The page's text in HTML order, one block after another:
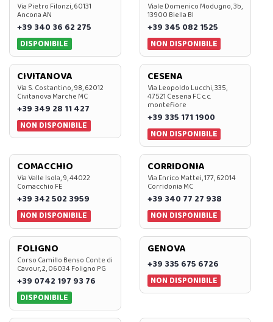
Via Pietro Filonzi, 60131
Ancona AN
+39 340 36 62 275
DISPONIBILE
Viale Domenico Modugno, 3b,
13900 Biella BI
+39 345 082 1525
NON DISPONIBILE
CIVITANOVA
Via S. Costantino, 98, 62012
Civitanova Marche MC
+39 349 28 11 427
NON DISPONIBILE
CESENA
Via Leopoldo Lucchi, 335,
47521 Cesena FC c.c.
montefiore
+39 335 171 1900
NON DISPONIBILE
COMACCHIO
Via Valle Isola, 9, 44022
Comacchio FE
+39 342 502 3959
NON DISPONIBILE
CORRIDONIA
Via Enrico Mattei, 177, 62014
Corridonia MC
+39 340 77 27 938
NON DISPONIBILE
FOLIGNO
Corso Camillo Benso Conte di
Cavour, 2, 06034 Foligno PG
+39 0742 197 93 76
DISPONIBILE
GENOVA
+39 335 675 6726
NON DISPONIBILE